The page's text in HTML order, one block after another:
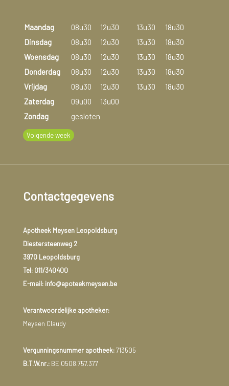
Maandag 08u30 12u30 13u30
18u30
Dinsdag
08u30 12u30 13u30
18u30
Woensdag
08u30 12u30 13u30
18u30
Donderdag
08u30 12u30 13u30
18u30
Vrijdag
08u30 12u30 13u30
18u30
Zaterdag
09u00
13u00
Zondag
gesloten
Volgende week
Contactgegevens
Apotheek Meysen Leopoldsburg
Diestersteenweg 2
3970 Leopoldsburg
Tel: 011/340400
E-mail: info@apoteekmeysen.be
Verantwoordelijke apotheker:
Meysen Claudy
Vergunningsnummer apotheek:713505
B.T.W.nr.:BE 0508.757.377